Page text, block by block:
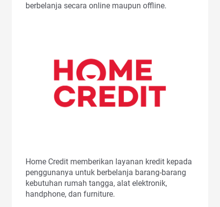
berbelanja secara online maupun offline.
Home Credit memberikan layanan kredit kepada
penggunanya untuk berbelanja barang-barang
kebutuhan rumah tangga, alat elektronik,
handphone, dan furniture.